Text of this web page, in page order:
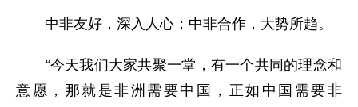
中非友好，深入人心；中非合作，大势所趋。
“今天我们大家共聚一堂，有一个共同的理念和
意愿，那就是非洲需要中国，正如中国需要非